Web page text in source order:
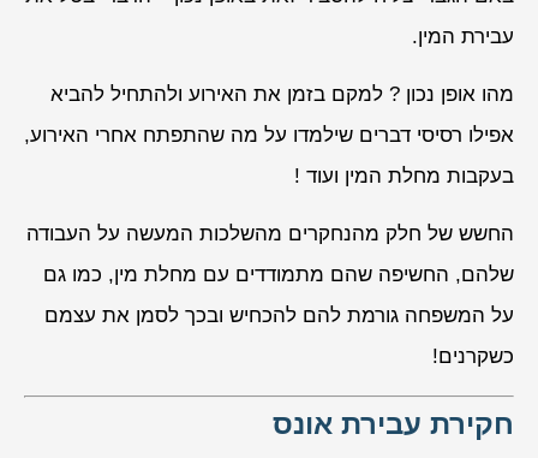
עבירת המין.
מהו אופן נכון ? למקם בזמן את האירוע ולהתחיל להביא
אפילו רסיסי דברים שילמדו על מה שהתפתח אחרי האירוע,
בעקבות מחלת המין ועוד !
החשש של חלק מהנחקרים מהשלכות המעשה על העבודה
שלהם, החשיפה שהם מתמודדים עם מחלת מין, כמו גם
על המשפחה גורמת להם להכחיש ובכך לסמן את עצמם
כשקרנים!
חקירת עבירת אונס